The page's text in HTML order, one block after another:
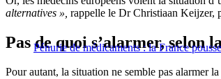
alternatives », rappelle le Dr Christiaan Keijzer,
Pénurie de médicaments : la France
Pas de quoi s’alarmer, selon
Pour autant, la situation ne semble pas alarmer